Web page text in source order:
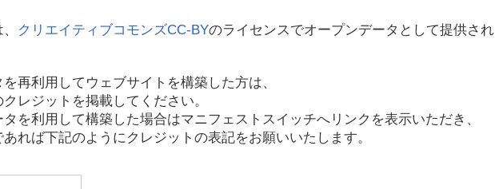
クリエイティブコモンズCC-BYのライセンスでオープンデータとして提供され
再利用してウェブサイトを構築した方は、
レジットを掲載してください。
を利用して構築した場合はマニフェストスイッチへリンクを表示いただき、
れば下記のようにクレジットの表記をお願いいたします。